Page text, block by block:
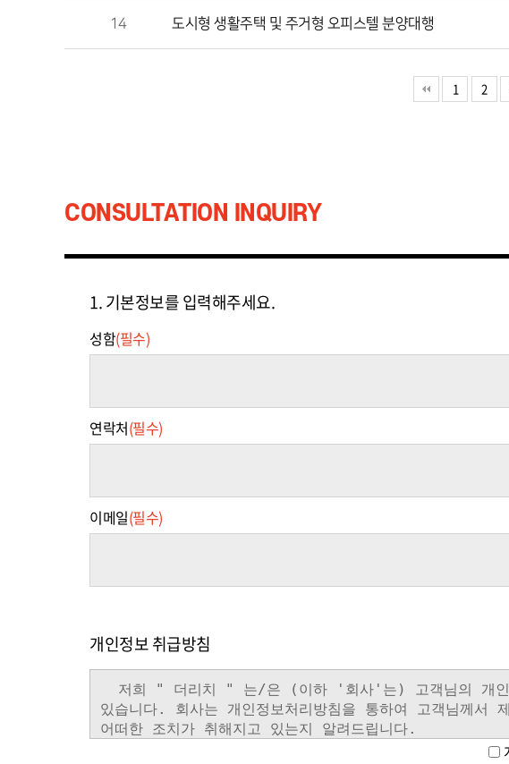
14 도시형 생활주택 및 주거형 오피스텔 분양대행
1 2
CONSULTATION INQUIRY
1. 기본정보를 입력해주세요.
성함(필수)
연락처(필수)
이메일(필수)
개인정보 취급방침